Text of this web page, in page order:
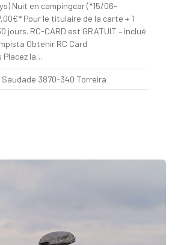
Nuit en campingcar (*15/06-
Pour le titulaire de la carte + 1
jours. RC-CARD est GRATUIT – inclué
Obtenir RC Card
Placez la…
Saudade 3870-340 Torreira